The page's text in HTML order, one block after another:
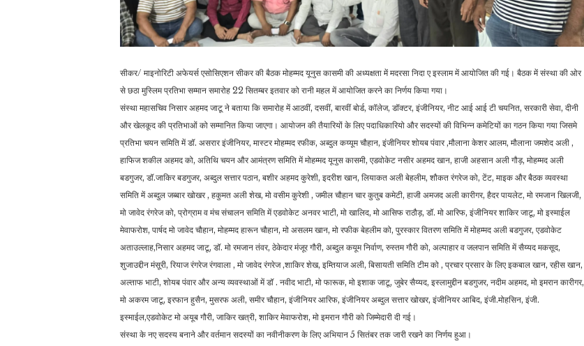
सीकर/ माइनोरिटी अफेयर्स एसोसिएशन सीकर की बैठक मोहम्मद यूनुस कासमी की अध्यक्षता में मदरसा निदा ए इस्लाम में आयोजित की गई। बैठक में संस्था की ओर
से छठा मुस्लिम प्रतिभा सम्मान समारोह 22 सितम्बर इतवार को रानी महल में आयोजित करने का निर्णय किया गया।
संस्था महासचिव निसार अहमद जाटू ने बताया कि समारोह में आठवीं, दसवीं, बारवीं बोर्ड, कॉलेज, डॉक्टर, इंजीनियर, नीट आई आई टी चयनित, सरकारी सेवा, दीनी
और खेलकूद की प्रतिभाओं को सम्मानित किया जाएगा। आयोजन की तैयारियों के लिए पदाधिकारियो और सदस्यों की विभिन्न कमेटियों का गठन किया गया जिसमे
प्रतिभा चयन समिति में डॉ. असरार इंजीनियर, मास्टर मोहम्मद रफीक, अब्दुल कय्यूम चौहान, इंजीनियर शोयब पंवार ,मौलाना केशर आलम, मौलाना जमशेद अली ,
हाफिज शकील अहमद को, अतिथि चयन और आमंत्रण समिति में मोहम्मद यूनुस कासमी, एडवोकेट नसीर अहमद खान, हाजी अहसान अली गौड़, मोहम्मद अली
बडगुजर, डॉ.जाकिर बडगुजर, अब्दुल सत्तार पठान, बशीर अहमद कुरेशी, इदरीश खान, लियाकत अली बेहलीम, शौकत रंगरेज को, टेंट, माइक और बैठक व्यवस्था
समिति में अब्दुल जब्बार खोखर , हकुमत अली शेख, मो वसीम कुरेशी , जमील चौहान चार कुतुब कमेटी, हाजी अमजद अली कारीगर, हैदर पायलेट, मो रमजान खिलजी,
मो जावेद रंगरेज को, प्रोग्राम व मंच संचालन समिति में एडवोकेट अनवर भाटी, मो खालिद, मो आसिफ राठौड़, डॉ. मो आरिफ, इंजीनियर शाकिर जाटू, मो इस्माईल
मेवाफरोश, पार्षद मो जावेद चौहान, मोहम्मद हारून चौहान, मो असलम खान, मो रफीक बेहलीम को, पुरस्कार वितरण समिति में मोहम्मद अली बडगुजर, एडवोकेट
अताउल्लाह,निसार अहमद जाटू, डॉ. मो रमजान तंवर, ठेकेदार मंजूर गौरी, अब्दुल कयूम निर्वाण, रुस्तम गौरी को, अल्पाहार व जलपान समिति में सैय्यद मकसूद,
शुजाउद्दीन मंसूरी, रियाज रंगरेज रंगवाला , मो जावेद रंगरेज ,शाकिर शेख, इम्तियाज अली, बिसायती समिति टीम को , प्रचार प्रसार के लिए इकबाल खान, रहीस खान,
अल्ताफ भाटी, शोयब पंवार और अन्य व्यवस्थाओं में डॉ . नवीद भाटी, मो फारूक, मो इशाक जाटू, जुबेर सैय्यद, इस्लामुद्दीन बडगुजर, नदीम अहमद, मो इमरान कारीगर,
मो अकरम जाटू, इरफान हुसैन, मुसरफ अली, समीर चौहान, इंजीनियर आरिफ, इंजीनियर अब्दुल सत्तार खोखर, इंजीनियर आबिद, इंजी.मोहसिन, इंजी.
इस्माईल,एडवोकेट मो अयूब गौरी, जाकिर खत्री, शाकिर मेवाफरोश, मो इमरान गौरी को जिम्मेदारी दी गई।
संस्था के नए सदस्य बनाने और वर्तमान सदस्यों का नवीनीकरण के लिए अभियान 5 सितंबर तक जारी रखने का निर्णय हुआ।